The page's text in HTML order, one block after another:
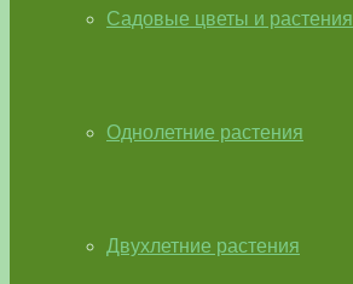
Садовые цветы и растения
Однолетние растения
Двухлетние растения